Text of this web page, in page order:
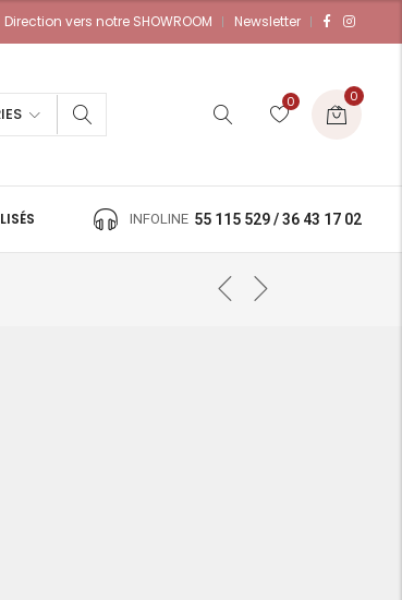
Direction vers notre SHOWROOM Newsletter
0 0
INFOLINE 55 115 529 / 36 43 17 02